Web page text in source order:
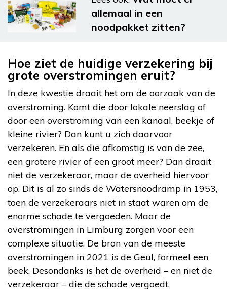
allemaal in een
noodpakket zitten?
Hoe ziet de huidige verzekering bij
grote overstromingen eruit?
In deze kwestie draait het om de oorzaak van de
overstroming. Komt die door lokale neerslag of
door een overstroming van een kanaal, beekje of
kleine rivier? Dan kunt u zich daarvoor
verzekeren. En als die afkomstig is van de zee,
een grotere rivier of een groot meer? Dan draait
niet de verzekeraar, maar de overheid hiervoor
op. Dit is al zo sinds de Watersnoodramp in 1953,
toen de verzekeraars niet in staat waren om de
enorme schade te vergoeden. Maar de
overstromingen in Limburg zorgen voor een
complexe situatie. De bron van de meeste
overstromingen in 2021 is de Geul, formeel een
beek. Desondanks is het de overheid – en niet de
verzekeraar – die de schade vergoedt.